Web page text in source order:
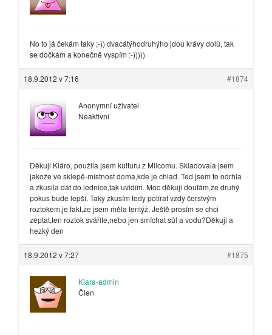
No to já čekám taky ;-)) dvacátýhodruhýho jdou krávy dolů, tak
se dočkám a konečně vyspím :-)))))
18.9.2012 v 7:16 #1874
Anonymní uživatel
Neaktivní
Děkuji Kláro, použila jsem kulturu z Milcomu. Skladovala jsem
jakože ve sklepě-místnost doma,kde je chlad. Ted jsem to odrhla
a zkusila dát do lednice,tak uvidím. Moc děkuji doufám,že druhý
pokus bude lepší. Taky zkusím tedy potírat vždy čerstvým
roztokem,je fakt,že jsem měla tentýž. Ještě prosím se chci
zeptat,ten roztok sváříte,nebo jen smíchat sůl a vodu?Děkuji a
hezký den
18.9.2012 v 7:27 #1875
Klara-admin
Člen